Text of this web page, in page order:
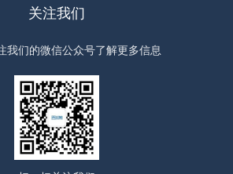
关注我们
我们的微信公众号了解更多信息